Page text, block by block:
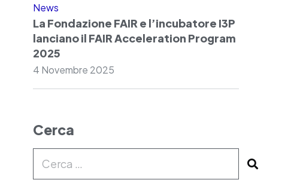
News
La Fondazione FAIR e l’incubatore I3P
lanciano il FAIR Acceleration Program
2025
4 Novembre 2025
Cerca
per: